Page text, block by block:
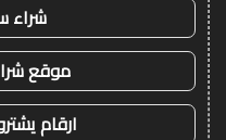
شراء
موقع
ارقام